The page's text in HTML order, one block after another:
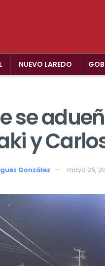
NUEVO LAREDO
se
y
González mayo 26,